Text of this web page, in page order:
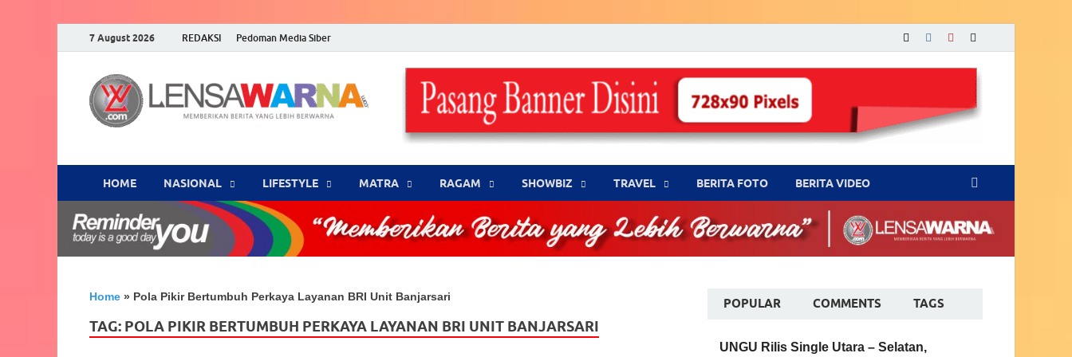
7 August 2026 REDAKSI Pedoman Media Siber
LENSA WARNA .com
Memberikan Berita yang Lebih Berwarna
HOME NASIONAL ‎LIFESTYLE MATRA ‎RAGAM ‎SHOWBIZ ‎TRAVEL BERITA FOTO BERITA VIDEO
Home » Pola Pikir Bertumbuh Perkaya Layanan BRI Unit Banjarsari
TAG: POLA PIKIR BERTUMBUH PERKAYA LAYANAN BRI UNIT BANJARSARI
POPULAR COMMENTS TAGS
UNGU Rilis Single Utara – Selatan,